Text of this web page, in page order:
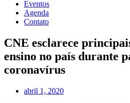
Eventos
Agenda
Contato
CNE esclarece
ensino no país durante
coronavírus
abril 1, 2020